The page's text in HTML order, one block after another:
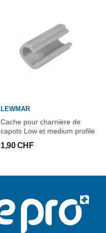
LEWMAR
Cache pour charnière de
capots Low et medium profile
1,90 CHF